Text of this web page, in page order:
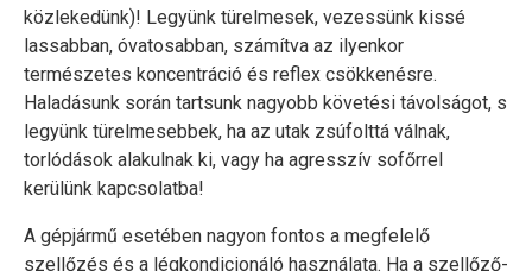
közlekedünk)! Legyünk türelmesek, vezessünk kissé
lassabban, óvatosabban, számítva az ilyenkor
természetes koncentráció és reflex csökkenésre.
Haladásunk során tartsunk nagyobb követési távolságot, s
legyünk türelmesebbek, ha az utak zsúfolttá válnak,
torlódások alakulnak ki, vagy ha agresszív sofőrrel
kerülünk kapcsolatba!
A gépjármű esetében nagyon fontos a megfelelő
szellőzés és a légkondicionáló használata. Ha a szellőző-